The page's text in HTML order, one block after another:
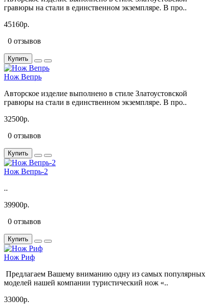
гравюры на стали в единственном экземпляре. В про..
45160р.
0 отзывов
Купить
Нож Вепрь
Авторское изделие выполнено в стиле Златоустовской
гравюры на стали в единственном экземпляре. В про..
32500р.
0 отзывов
Купить
Нож Вепрь-2
..
39900р.
0 отзывов
Купить
Нож Риф
Предлагаем Вашему вниманию одну из самых популярных
моделей нашей компании туристический нож «..
33000р.